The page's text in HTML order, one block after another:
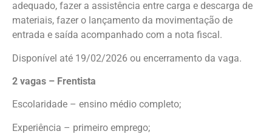
adequado, fazer a assistência entre carga e descarga de
materiais, fazer o lançamento da movimentação de
entrada e saída acompanhado com a nota fiscal.
Disponível até 19/02/2026 ou encerramento da vaga.
2 vagas – Frentista
Escolaridade – ensino médio completo;
Experiência – primeiro emprego;